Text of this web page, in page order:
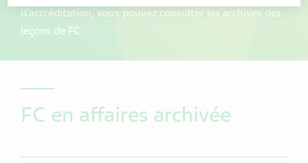
d’accréditation, vous pouvez consulter les archives des
leçons de FC.
FC en affaires archivée